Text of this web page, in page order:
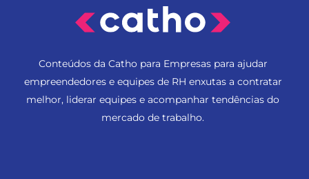
Conteúdos da Catho para Empresas para ajudar
empreendedores e equipes de RH enxutas a contratar
melhor, liderar equipes e acompanhar tendências do
mercado de trabalho.